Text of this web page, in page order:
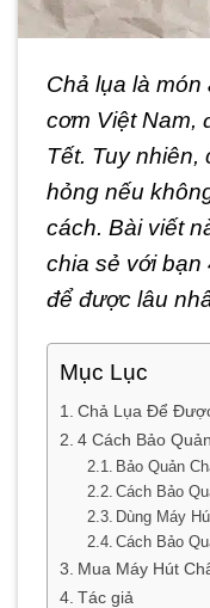
Chả lụa là món
cơm Việt Nam,
Tết. Tuy nhiên,
hỏng nếu
cách. Bài viết
chia sẻ với bạn
để được lâu
Mục Lục
Chả Lụa Để
4 Cách Bảo
Bảo Quản
Cách Bảo
Dùng Máy
Cách Bảo
Mua Máy Hút
Tác giả